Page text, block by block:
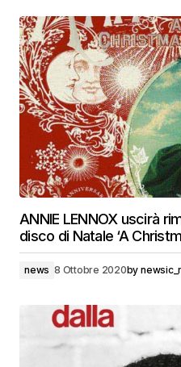
ANNIE LENNOX uscirà
disco di Natale ‘A
news 8 Ottobre 2020by